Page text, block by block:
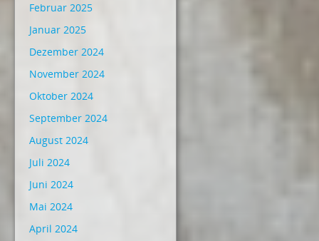
Februar 2025
Januar 2025
Dezember 2024
November 2024
Oktober 2024
September 2024
August 2024
Juli 2024
Juni 2024
Mai 2024
April 2024